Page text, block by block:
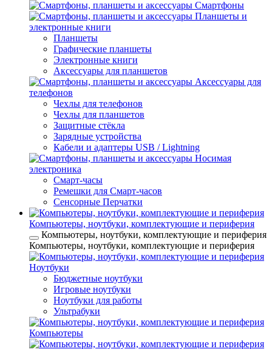
Смартфоны
Планшеты и
электронные книги
Планшеты
Графические планшеты
Электронные книги
Аксессуары для планшетов
Аксессуары для
телефонов
Чехлы для телефонов
Чехлы для планшетов
Защитные стёкла
Зарядные устройства
Кабели и адаптеры USB / Lightning
Носимая
электроника
Смарт-часы
Ремешки для Смарт-часов
Сенсорные Перчатки
Компьютеры, ноутбуки, комплектующие и периферия
Компьютеры, ноутбуки, комплектующие и периферия
Компьютеры, ноутбуки, комплектующие и периферия
Ноутбуки
Бюджетные ноутбуки
Игровые ноутбуки
Ноутбуки для работы
Ультрабуки
Компьютеры